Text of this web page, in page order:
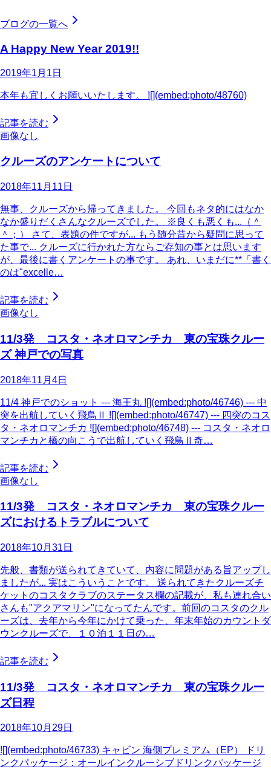
ブログの一覧へ
A Happy New Year 2019!!
2019年1月1日
本年も宜しくお願いいたします。 ![](embed:photo/48760)
記事を読む
画像なし
クルーズのアンケートについて
2018年11月11日
無事、クルーズから帰ってきました。 今回もネタ的にはなか
なか盛りだくさんなクルーズでした。 ※良くも悪くも...（＾
＾；） さて、表題の件ですが... もう随分昔から疑問に思って
た事で... クルーズに行かれた方ならご存知の事とは思います
が、最後に書くアンケートの事です。 あれ、いまだに**「書く
のは"excelle…
記事を読む
画像なし
11/3発 コスタ・ネオロマンチカ 東の宝珠クルー
ズ 神戸での写真
2018年11月4日
11/4 神戸でのショット --- 海王丸 ![](embed:photo/46746) --- 中
突を出航していく飛鳥Ⅱ ![](embed:photo/46747) --- 四突のコス
タ・ネオロマンチカ ![](embed:photo/46748) --- コスタ・ネオロ
マンチカと橋の向こうで出航していく飛鳥Ⅱ奇…
記事を読む
画像なし
11/3発 コスタ・ネオロマンチカ 東の宝珠クルー
ズにおけるトラブルについて
2018年10月31日
先般、書類が送られてきていて、内容に問題がある旨アップし
ましたが... 実はこういうことです。 送られてきたクルーズチ
ケットのコスタクラブのステータス欄の記載が、私も連れ合い
さんも"アクアマリン"になってたんです。前回のコスタのクル
ーズは、去年から今年にかけて乗った、年末年始のカウントダ
ウンクルーズで、１０泊１１日の…
記事を読む
11/3発 コスタ・ネオロマンチカ 東の宝珠クルー
ズ日程
2018年10月29日
![](embed:photo/46733) キャビン 海側プレミアム（EP） ドリ
ンクパッケージ：オールインクルーシブドリンクパッケージ